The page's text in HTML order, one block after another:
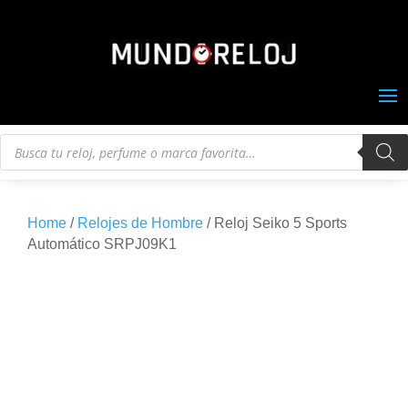
Búsqueda
Home / Relojes de Hombre / Reloj Seiko 5 Sports
Automático SRPJ09K1